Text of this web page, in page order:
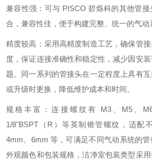
兼容性强：可与 PISCO 碧烁科的其他管
合，兼容性佳，便于构建完整、统一的气动
精度较高：采用高精度制造工艺，确保管
度，保证连接准确性和稳定性，减少因安
题。同一系列的管接头在一定程度上具有
或升级时更换，降低维护成本和时间。
规格丰富：连接螺纹有 M3、M5、
1/8"BSPT（R）等英制锥管螺纹，适配
4mm、6mm 等，可满足不同气动系统的
外观颜色和包装规格，洁净室包装类型采